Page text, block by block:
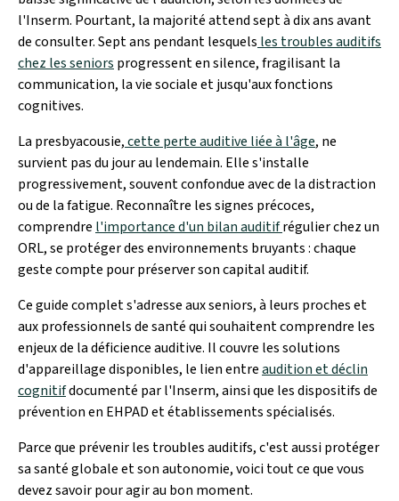
l'Inserm. Pourtant, la majorité attend sept à dix ans avant
de consulter. Sept ans pendant lesquels les troubles auditifs
chez les seniors progressent en silence, fragilisant la
communication, la vie sociale et jusqu'aux fonctions
cognitives.
La presbyacousie,cette perte auditive liée à l'âge, ne
survient pas du jour au lendemain. Elle s'installe
progressivement, souvent confondue avec de la distraction
ou de la fatigue. Reconnaître les signes précoces,
comprendre l'importance d'un bilan auditifrégulier chez un
ORL, se protéger des environnements bruyants : chaque
geste compte pour préserver son capital auditif.
Ce guide complet s'adresse aux seniors, à leurs proches et
aux professionnels de santé qui souhaitent comprendre les
enjeux de la déficience auditive. Il couvre les solutions
d'appareillage disponibles, le lien entreaudition et déclin
cognitifdocumenté par l'Inserm, ainsi que les dispositifs de
prévention en EHPAD et établissements spécialisés.
Parce que prévenir les troubles auditifs, c'est aussi protéger
sa santé globale et son autonomie, voici tout ce que vous
devez savoir pour agir au bon moment.